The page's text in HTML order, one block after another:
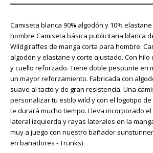
Camiseta blanca 90% algodón y 10%
hombre Camiseta básica publicitaria blanca
Wildgiraffes de manga corta para hombre.
algodón y elastane y corte ajustado. Con
y cuello reforzado. Tiene doble pespunte en
un mayor reforzamiento. Fabricada con
suave al tacto y de gran resistencia. Una
personalizar tu estilo wild y con el logotipo
te durará mucho tiempo. Lleva incorporado
lateral izquierda y rayas laterales en la
muy a juego con nuestro bañador
en bañadores - Trunks)